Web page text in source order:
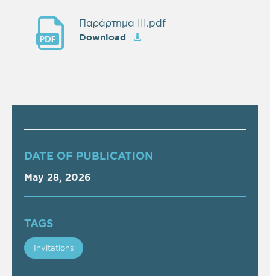
Παράρτημα ΙII.pdf
Download
DATE OF PUBLICATION
May 28, 2026
TAGS
Invitations